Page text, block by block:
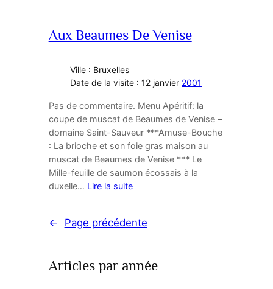
Aux Beaumes De Venise
Ville : Bruxelles
Date de la visite : 12 janvier 2001
Pas de commentaire. Menu Apéritif: la
coupe de muscat de Beaumes de Venise –
domaine Saint-Sauveur ***Amuse-Bouche
: La brioche et son foie gras maison au
muscat de Beaumes de Venise *** Le
Mille-feuille de saumon écossais à la
duxelle… Lire la suite
← Page précédente
Articles par année